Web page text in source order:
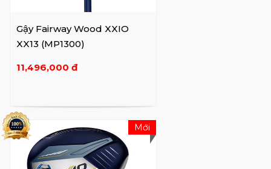
lại những cú đánh chính xác hơn, MOI ổn
định hơn và độ chính xác ổn định hơn.
Gậy Fairway Wood XXIO
XX13 (MP1300)
11,496,000 đ
Mới